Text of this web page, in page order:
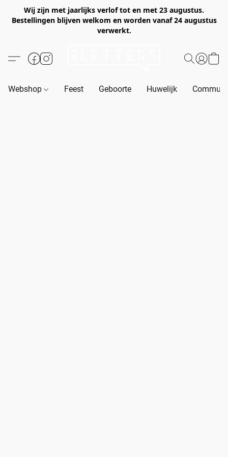
Wij zijn met jaarlijks verlof tot en met 23 augustus.
Bestellingen blijven welkom en worden vanaf 24 augustus
verwerkt.
Webshop Feest Geboorte Huwelijk